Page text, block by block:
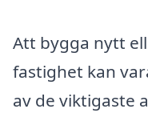
Att bygga nytt
fastighet kan
av de viktigaste